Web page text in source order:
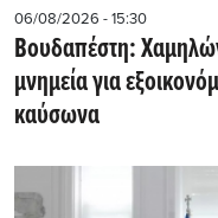
06/08/2026 - 15:30
Βουδαπέστη:
μνημεία για
καύσωνα